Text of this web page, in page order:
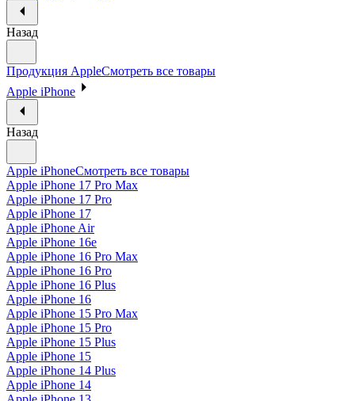
Назад
Продукция AppleСмотреть все товары
Apple iPhone
Назад
Apple iPhoneСмотреть все товары
Apple iPhone 17 Pro Max
Apple iPhone 17 Pro
Apple iPhone 17
Apple iPhone Air
Apple iPhone 16e
Apple iPhone 16 Pro Max
Apple iPhone 16 Pro
Apple iPhone 16 Plus
Apple iPhone 16
Apple iPhone 15 Pro Max
Apple iPhone 15 Pro
Apple iPhone 15 Plus
Apple iPhone 15
Apple iPhone 14 Plus
Apple iPhone 14